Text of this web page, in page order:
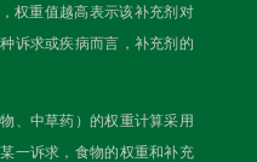
权重值越高表示该补充剂对
诉求或疾病而言，补充剂的
、中草药）的权重计算采用
一诉求，食物的权重和补充